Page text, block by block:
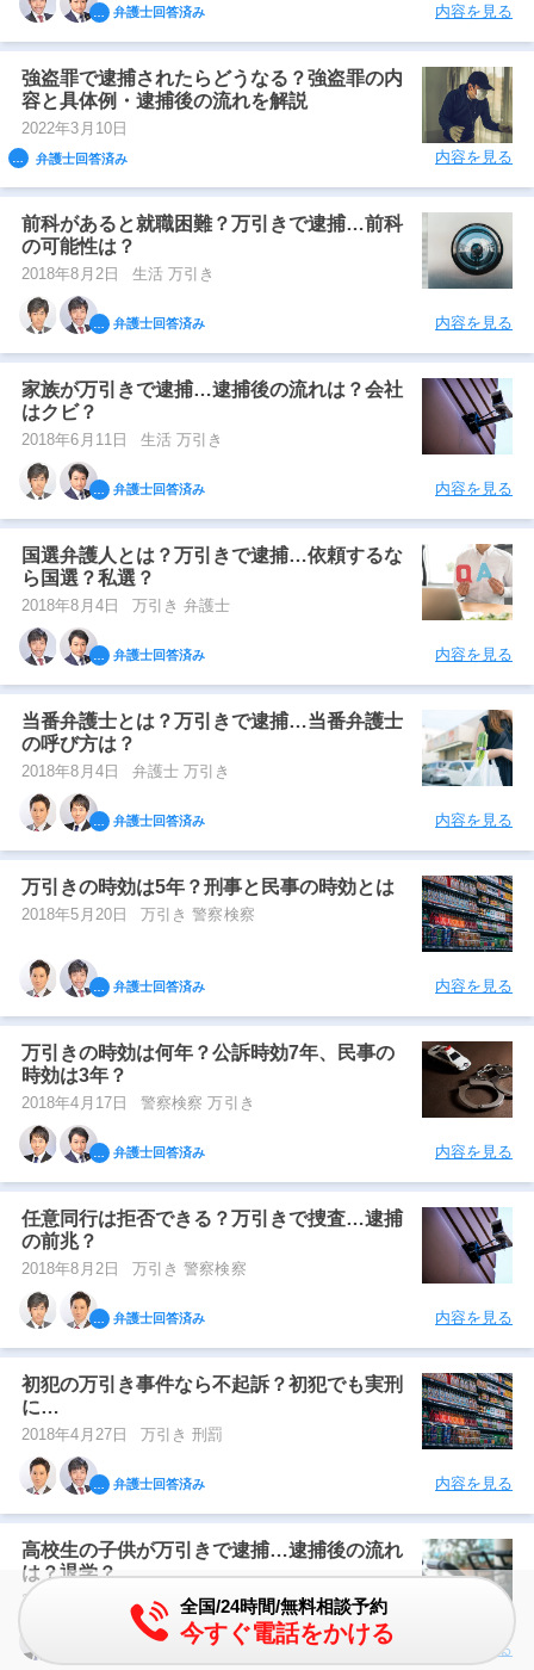
弁護士回答済み 内容を見る
強盗罪で逮捕されたらどうなる？強盗罪の内
容と具体例・逮捕後の流れを解説
2022年3月10日
弁護士回答済み 内容を見る
前科があると就職困難？万引きで逮捕…前科
の可能性は？
2018年8月2日 生活 万引き
弁護士回答済み 内容を見る
家族が万引きで逮捕…逮捕後の流れは？会社
はクビ？
2018年6月11日 生活 万引き
弁護士回答済み 内容を見る
国選弁護人とは？万引きで逮捕…依頼するな
ら国選？私選？
2018年8月4日 万引き 弁護士
弁護士回答済み 内容を見る
当番弁護士とは？万引きで逮捕…当番弁護士
の呼び方は？
2018年8月4日 弁護士 万引き
弁護士回答済み 内容を見る
万引きの時効は5年？刑事と民事の時効とは
2018年5月20日 万引き 警察検察
弁護士回答済み 内容を見る
万引きの時効は何年？公訴時効7年、民事の
時効は3年？
2018年4月17日 警察検察 万引き
弁護士回答済み 内容を見る
任意同行は拒否できる？万引きで捜査…逮捕
の前兆？
2018年8月2日 万引き 警察検察
弁護士回答済み 内容を見る
初犯の万引き事件なら不起訴？初犯でも実刑
に…
2018年4月27日 万引き 刑罰
弁護士回答済み 内容を見る
高校生の子供が万引きで逮捕…逮捕後の流れ
は？退学？
2018年6月7日 生活 万引き
弁護士回答済み 内容を見る
全国/24時間/無料相談予約
今すぐ電話をかける